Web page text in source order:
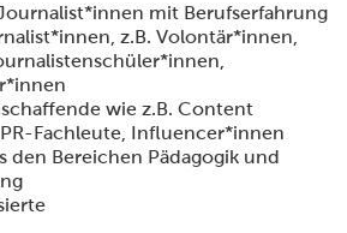
mit Berufserfahrung
z.B. Volontär*innen,
wie z.B. Content
Fachleute, Influencer*innen
den Bereichen Pädagogik und